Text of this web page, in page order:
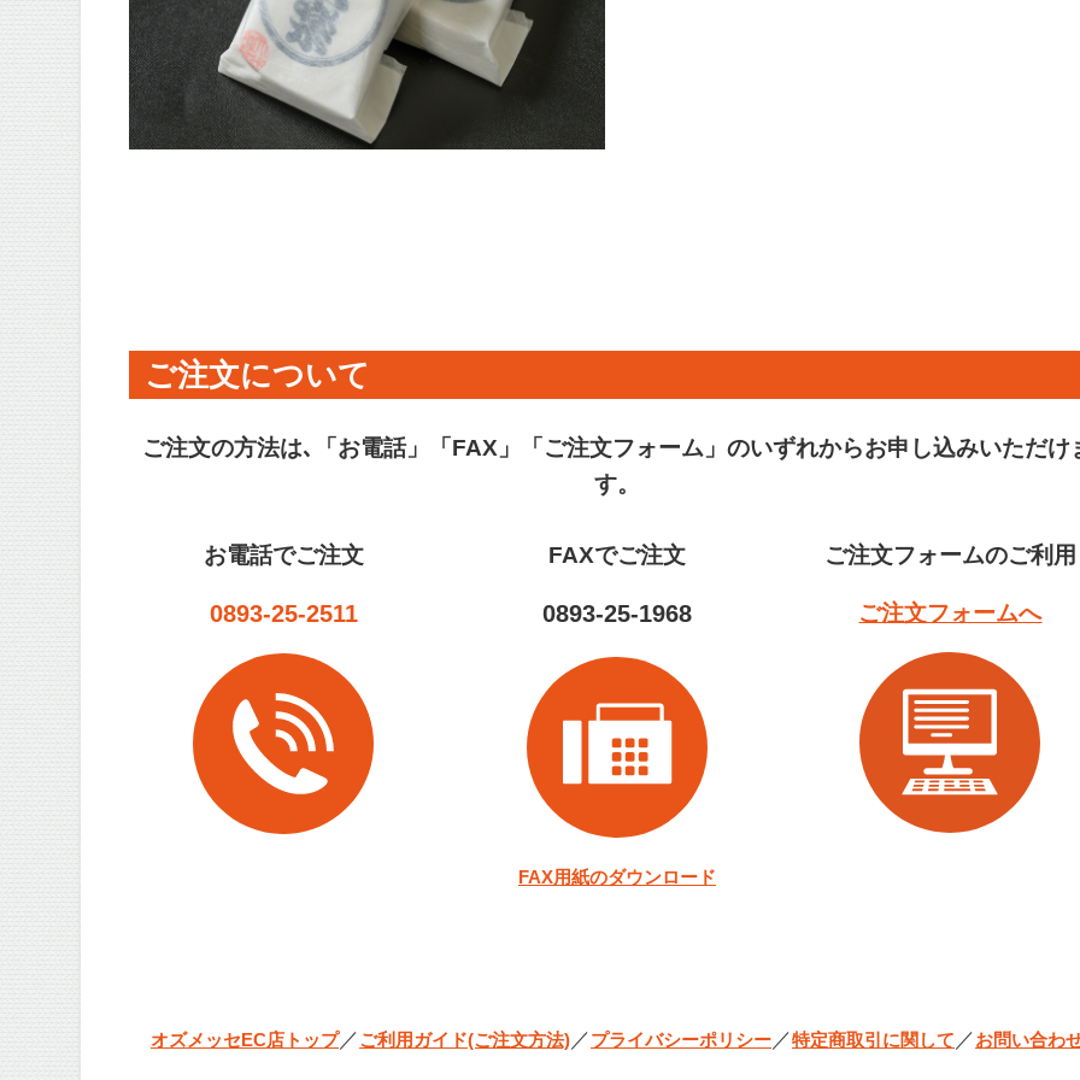
ご注文について
ご注文の方法は､「お電話」「FAX」「ご注文フォーム」のいずれからお申し込みいただけ
す。
お電話でご注文
0893-25-2511
FAXでご注文
0893-25-1968
FAX用紙のダウンロード
ご注文フォームのご利用
ご注文フォームへ
オズメッセEC店トップ／ ご利用ガイド(ご注文方法) ／ プライバシーポリシー ／特定商取引に関して ／ お問い合わ